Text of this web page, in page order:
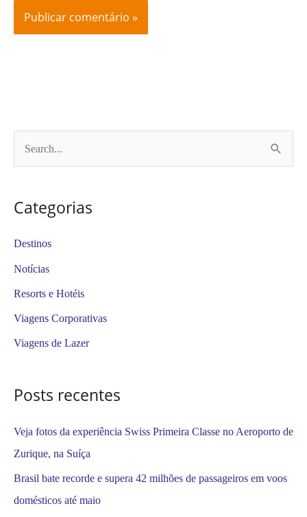
q
u
p
r
Categorias
Destinos
Notícias
Resorts e Hotéis
Viagens Corporativas
Viagens de Lazer
Posts recentes
Veja fotos da experiência Swiss Primeira Classe no Aeroporto de
Zurique, na Suíça
Brasil bate recorde e supera 42 milhões de passageiros em voos
domésticos até maio